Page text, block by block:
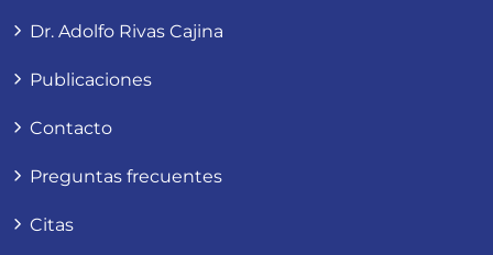
Dr. Adolfo Rivas Cajina
Publicaciones
Contacto
Preguntas frecuentes
Citas